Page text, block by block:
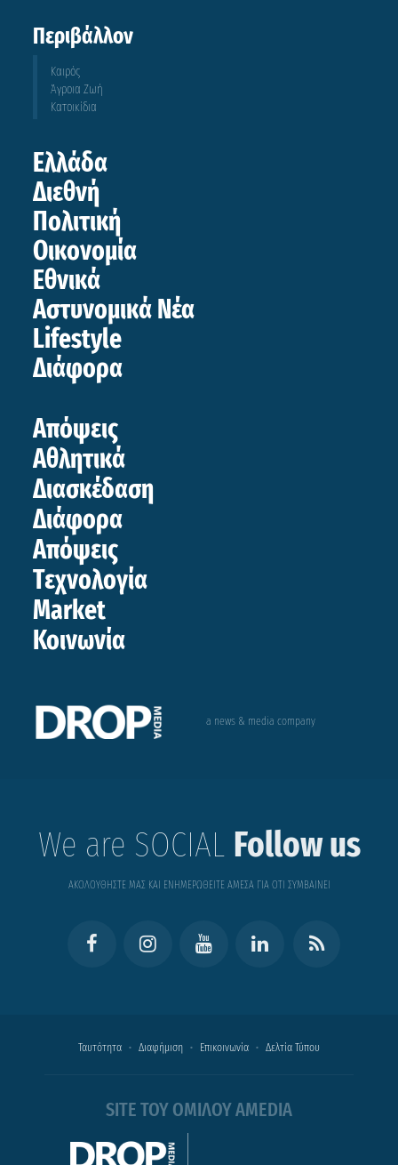
Περιβάλλον
Καιρός
Άγροια Ζωή
Κατοικίδια
Ελλάδα
Διεθνή
Πολιτική
Οικονομία
Εθνικά
Αστυνομικά Νέα
Lifestyle
Διάφορα
Απόψεις
Αθλητικά
Διασκέδαση
Διάφορα
Απόψεις
Τεχνολογία
Market
Κοινωνία
a news & media company
We are SOCIAL Follow us
ΑΚΟΛΟΥΘΗΣΤΕ ΜΑΣ ΚΑΙ ΕΝΗΜΕΡΩΘΕΙΤΕ ΑΜΕΣΑ ΓΙΑ ΟΤΙ ΣΥΜΒΑΙΝΕΙ
Ταυτότητα Διαφήμιση Επικοινωνία Δελτία Τύπου
SITE ΤΟΥ ΟΜΙΛΟΥ AMEDIA